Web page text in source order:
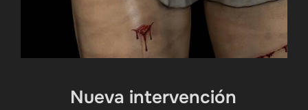
Nueva intervención